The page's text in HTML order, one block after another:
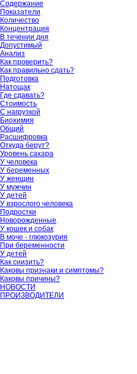
Содержание
Показатели
Количество
Концентрация
В течении дня
Допустимый
Анализ
Как проверить?
Как правильно сдать?
Подготовка
Натощак
Где сдавать?
Стоимость
С нагрузкой
Биохимия
Общий
Расшифровка
Откуда берут?
Уровень сахара
У человека
У беременных
У женщин
У мужчин
У детей
У взрослого человека
Подростки
Новорожденные
У кошек и собак
В моче - глюкозурия
При беременности
У детей
Как снизить?
Каковы признаки и симптомы?
Каковы причины?
НОВОСТИ
ПРОИЗВОДИТЕЛИ